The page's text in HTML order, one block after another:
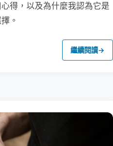
得，以及為什麼我認為它是
。
繼續閱讀→